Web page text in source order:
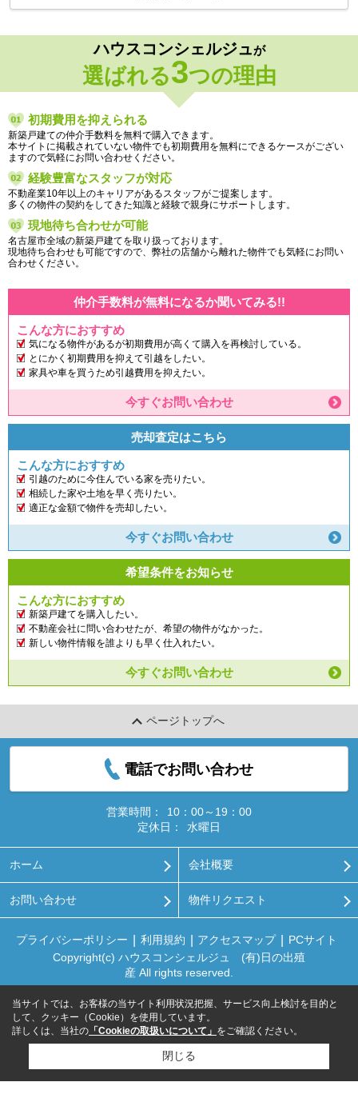
ハウスコンシェルジュが
選ばれる3つの理由
初期費用を抑えられる
新築戸建ての仲介手数料を無料で購入できます。
本サイトに掲載されていない物件でも初期費用を無料にできるケースがござい
ますので気軽にお問い合わせください。
経験豊富なスタッフが対応
不動産業10年以上のキャリアがあるスタッフがご提案します。
多くの物件の契約をしてきた知識と経験で親身にサポートします。
現地待ち合わせが可能
名古屋市全域の新築戸建てを取り扱っております。
現地待ち合わせも可能ですので、弊社の店舗から離れた物件でも気軽にお問い
合わせください。
仲介手数料が無料になるか聞いてみる!!
こんな方におすすめ
気になる物件があるが初期費用が高くて購入を再検討している。
とにかく初期費用を抑えて引越をしたい。
家具や車を買うため引越費用を抑えたい。
今すぐお問い合わせ
売却査定はこちら
こんな方におすすめ
引越のために今住んでいる家を売りたい。
相続した家や土地を早く売りたい。
適正な金額で物件を売却したい。
今すぐお問い合わせ
希望条件をお知らせ
こんな方におすすめ
新築戸建てを購入したい。
不動産会社に問い合わせたが、希望の物件がなかった。
新しい物件情報を誰よりも早く仕入れたい。
今すぐお問い合わせ
ページトップへ
電話でお問い合わせ
営業時間：
10：00～19：00
定休日：
水曜日
ホーム 会社概要
お問い合わせ 物件リクエスト
プライバシーポリシー 利用規約 アクセスマップ
PCサイト
Copyright(c) ハウスコンシェルジュ (有)日の出殖
産 All rights reserved.
当サイトでは、お客様の当サイト利用状況把握、サービス向上検討を目的と
して、クッキー（Cookie）を使用しています。
詳しくは、当社の 「Cookieの取扱いについて」 をご確認ください。
閉じる